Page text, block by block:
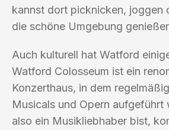
kannst dort picknicken, joggen
die schöne Umgebung
Auch kulturell hat Watford
Watford Colosseum ist ein
Konzerthaus, in dem
Musicals und Opern aufgeführt
also ein Musikliebhaber bist,